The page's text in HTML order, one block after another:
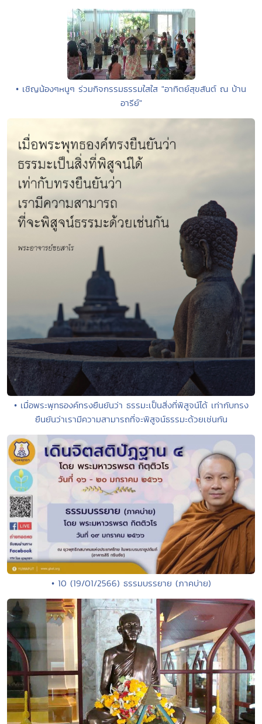
• เชิญน้องๆหนูๆ ร่วมกิจกรรมธรรมใสใส "อาทิตย์สุขสันต์ ณ บ้าน
อารีย์"
• เมื่อพระพุทธองค์ทรงยืนยันว่า ธรรมะเป็นสิ่งที่พิสูจน์ได้ เท่ากับทรง
ยืนยันว่าเรามีความสามารถที่จะพิสูจน์ธรรมะด้วยเช่นกัน
• 10 (19/01/2566) ธรรมบรรยาย (ภาคบ่าย)